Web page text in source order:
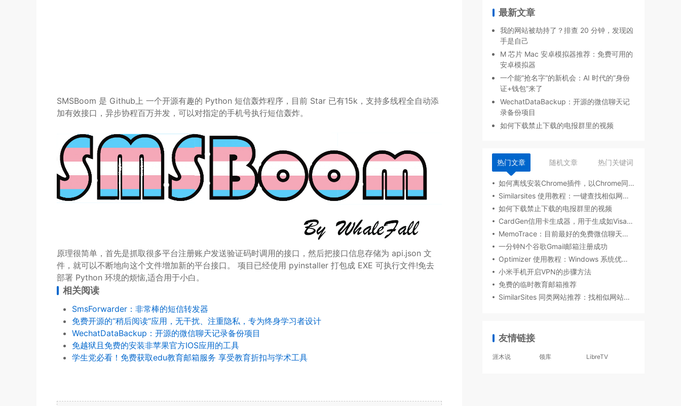
SMSBoom 是 Github上 一个开源有趣的 Python 短信轰炸程序，目前 Star 已有15k，支持多线程全自动添
加有效接口，异步协程百万并发，可以对指定的手机号执行短信轰炸。
原理很简单，首先是抓取很多平台注册账户发送验证码时调用的接口，然后把接口信息存储为 api.json 文
件，就可以不断地向这个文件增加新的平台接口。 项目已经使用 pyinstaller 打包成 EXE 可执行文件!免去
部署 Python 环境的烦恼,适合用于小白。
相关阅读
SmsForwarder：非常棒的短信转发器
免费开源的“稍后阅读”应用，无干扰、注重隐私，专为终身学习者设计
WechatDataBackup：开源的微信聊天记录备份项目
免越狱且免费的安装非苹果官方IOS应用的工具
学生党必看！免费获取edu教育邮箱服务 享受教育折扣与学术工具
最新文章
我的网站被劫持了？排查 20 分钟，发现凶
手是自己
M 芯片 Mac 安卓模拟器推荐：免费可用的
安卓模拟器
一个能”抢名字”的新机会：AI 时代的”身份
证+钱包”来了
WechatDataBackup：开源的微信聊天记
录备份项目
如何下载禁止下载的电报群里的视频
热门文章 随机文章 热门关键词
如何离线安装Chrome插件，以Chrome同步助手为例
Similarsites 使用教程：一键查找相似网站的免费工具
如何下载禁止下载的电报群里的视频
CardGen信用卡生成器，用于生成如Visa、MasterCard等
MemoTrace：目前最好的免费微信聊天记录备份软件
一分钟N个谷歌Gmail邮箱注册成功
Optimizer 使用教程：Windows 系统优化清理开源工具
小米手机开启VPN的步骤方法
免费的临时教育邮箱推荐
SimilarSites 同类网站推荐：找相似网站的免费工具合集
友情链接
涯木说 领库 LibreTV